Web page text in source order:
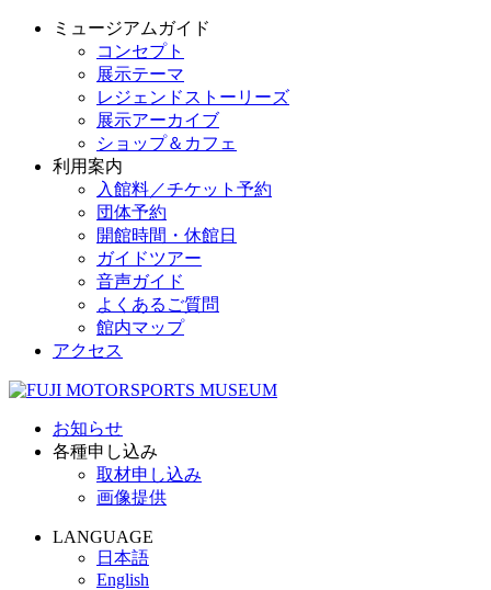
ミュージアムガイド
コンセプト
展示テーマ
レジェンドストーリーズ
展示アーカイブ
ショップ＆カフェ
利用案内
入館料／チケット予約
団体予約
開館時間・休館日
ガイドツアー
音声ガイド
よくあるご質問
館内マップ
アクセス
お知らせ
各種申し込み
取材申し込み
画像提供
LANGUAGE
日本語
English